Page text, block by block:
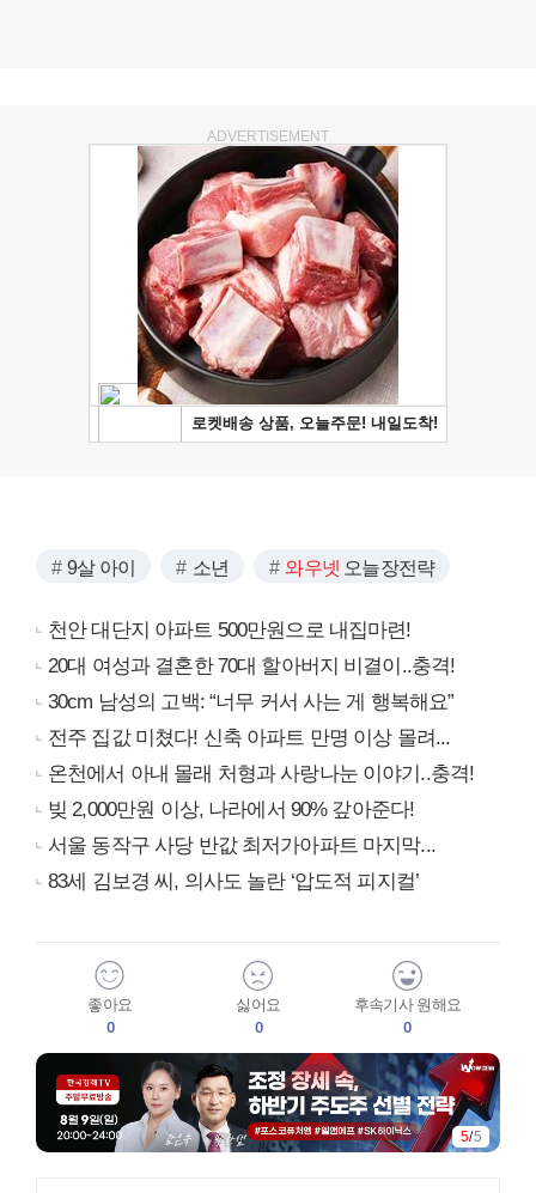
ADVERTISEMENT
9살 아이 소년 와우넷 오늘장전략
천안 대단지 아파트 500만원으로 내집마련!
20대 여성과 결혼한 70대 할아버지 비결이..충격!
30cm 남성의 고백: “너무 커서 사는 게 행복해요”
전주 집값 미쳤다! 신축 아파트 만명 이상 몰려...
온천에서 아내 몰래 처형과 사랑나눈 이야기..충격!
빚 2,000만원 이상, 나라에서 90% 갚아준다!
서울 동작구 사당 반값 최저가아파트 마지막...
83세 김보경 씨, 의사도 놀란 ‘압도적 피지컬’
좋아요
0
싫어요
0
후속기사 원해요
0
5/5